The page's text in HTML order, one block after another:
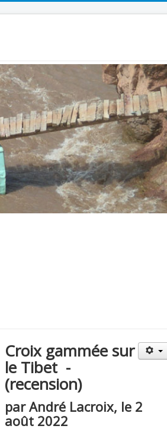
Croix gammée sur
le Tibet -
(recension)
par André Lacroix, le 2
août 2022